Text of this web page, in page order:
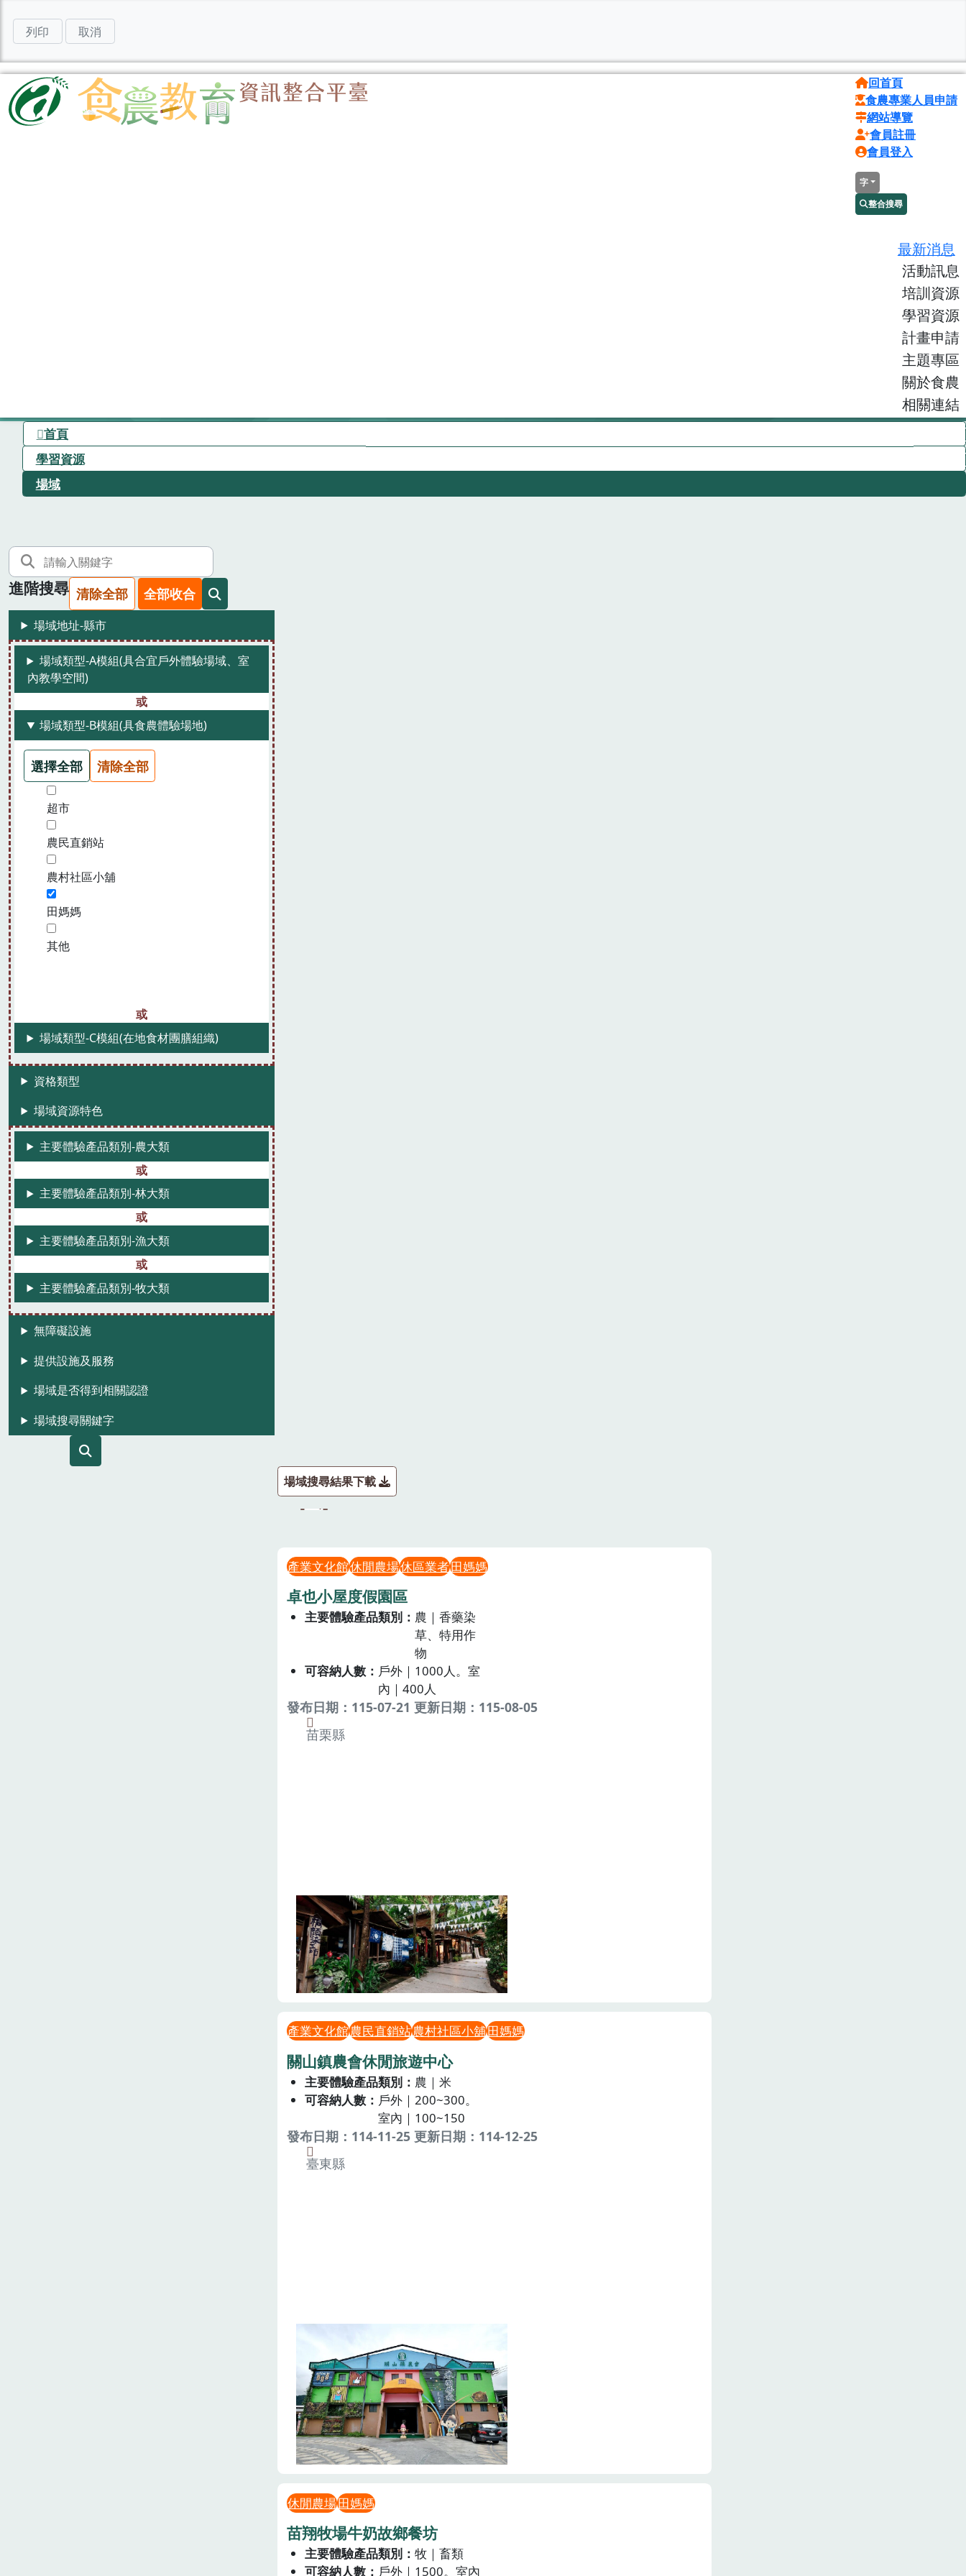
列印 取消
回首頁
食農專業人員申請
網站導覽
會員註冊
會員登入
字
整合搜尋
最新消息
活動訊息
培訓資源
學習資源
計畫申請
主題專區
關於食農
相關連結
首頁
學習資源
場域
進階搜尋 清除全部 全部收合
場域地址-縣市
場域類型-A模組(具合宜戶外體驗場域、室
內教學空間)
場域類型-B模組(具食農體驗場地)
選擇全部 清除全部
超市
農民直銷站
農村社區小舖
田媽媽
其他
場域類型-C模組(在地食材團膳組織)
資格類型
場域資源特色
主要體驗產品類別-農大類
主要體驗產品類別-林大類
主要體驗產品類別-漁大類
主要體驗產品類別-牧大類
無障礙設施
提供設施及服務
場域是否得到相關認證
場域搜尋關鍵字
場域搜尋結果下載
產業文化館休閒農場休區業者田媽媽
卓也小屋度假園區
主要體驗產品類別
農｜香藥染
草、特用作
物
可容納人數
戶外｜1000人。室
內｜400人
發布日期：115-07-21 更新日期：115-08-05
苗栗縣
產業文化館農民直銷站農村社區小舖田媽媽
關山鎮農會休閒旅遊中心
主要體驗產品類別
農｜米
可容納人數
戶外｜200~300。
室內｜100~150
發布日期：114-11-25 更新日期：114-12-25
臺東縣
休閒農場田媽媽
苗翔牧場牛奶故鄉餐坊
主要體驗產品類別
牧｜畜類
可容納人數
戶外｜1500。室內